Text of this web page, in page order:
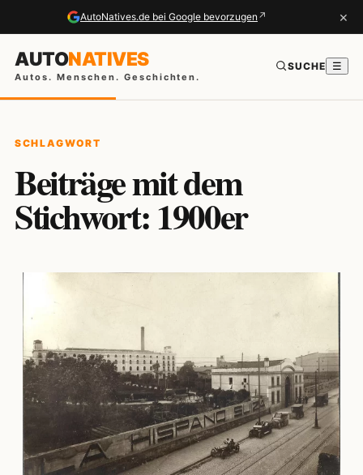
AutoNatives.de bei Google bevorzugen ↗ ×
AUTONATIVES
Autos. Menschen. Geschichten.
SUCHE ☰
SCHLAGWORT
Beiträge mit dem
Stichwort: 1900er